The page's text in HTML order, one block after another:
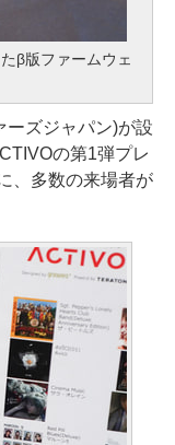
β版ファームウェ
ズジャパン)が設
の第1弾プレ
、多数の来場者が